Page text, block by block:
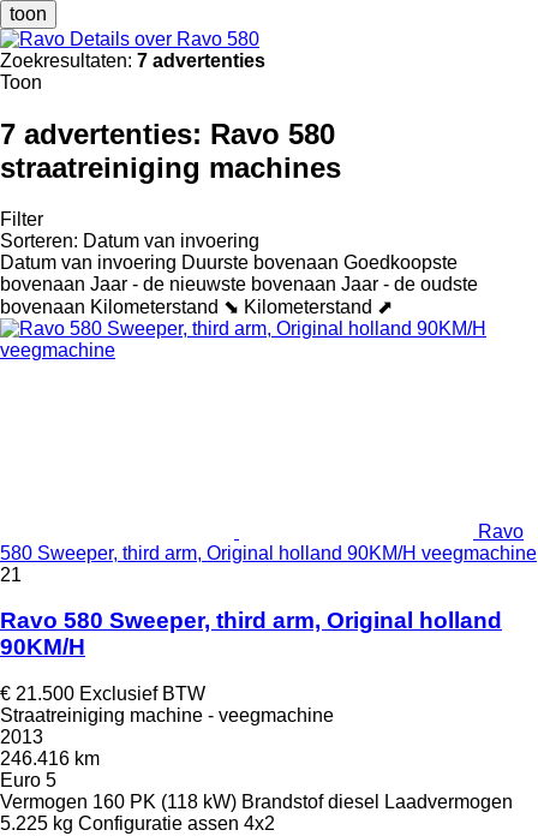
toon
Details over Ravo 580
Zoekresultaten: 7 advertenties
Toon
7 advertenties: Ravo 580
straatreiniging machines
Filter
Sorteren: Datum van invoering
Datum van invoering Duurste bovenaan Goedkoopste
bovenaan Jaar - de nieuwste bovenaan Jaar - de oudste
bovenaan Kilometerstand ⬊ Kilometerstand ⬈
Ravo
580 Sweeper, third arm, Original holland 90KM/H veegmachine
21
Ravo 580 Sweeper, third arm, Original holland
90KM/H
€ 21.500 Exclusief BTW
Straatreiniging machine - veegmachine
2013
246.416 km
Euro 5
Vermogen 160 PK (118 kW) Brandstof diesel
Laadvermogen
5.225 kg Configuratie assen 4x2